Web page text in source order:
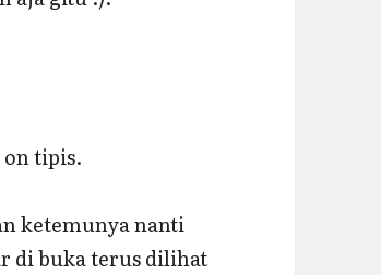
on tipis.
ketemunya nanti
di buka terus dilihat